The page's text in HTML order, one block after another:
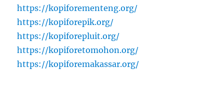
https://kopiforementeng.org/
https://kopiforepik.org/
https://kopiforepluit.org/
https://kopiforetomohon.org/
https://kopiforemakassar.org/